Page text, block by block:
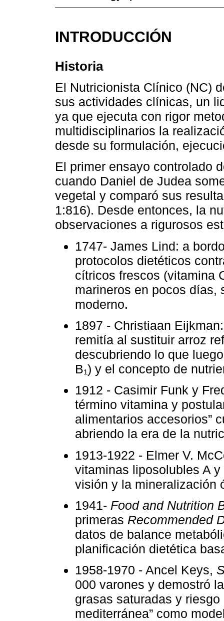
INTRODUCCIÓN
Historia
El Nutricionista Clínico (NC)
sus actividades clínicas, un
ya que ejecuta con rigor
multidisciplinarios la
desde su formulación,
El primer ensayo controlado
cuando Daniel de Judea
vegetal y comparó sus
1:816). Desde entonces, la
observaciones a rigurosos
1747- James Lind: a
protocolos dietéticos
cítricos frescos (vitamina
marineros en pocos días,
moderno.
1897 - Christiaan
remitía al sustituir arroz
descubriendo lo que
B₁) y el concepto de
1912 - Casimir Funk y
término vitamina y
alimentarios accesorios”
abriendo la era de la
1913-1922 - Elmer V.
vitaminas liposolubles A
visión y la mineralización
1941- Food and Nutrition
primeras Recommended
datos de balance
planificación dietética
1958-1970 - Ancel Keys,
000 varones y demostró
grasas saturadas y
mediterránea” como